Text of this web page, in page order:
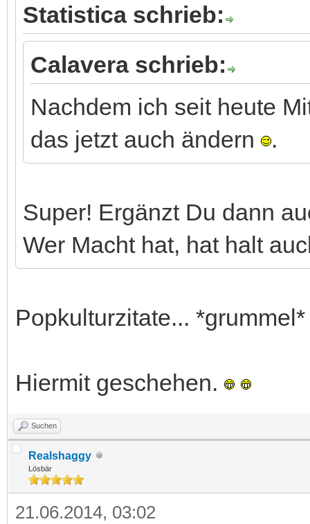
Statistica schrieb:
Calavera schrieb:
Nachdem ich seit heute
das jetzt auch ändern
.
Super! Ergänzt Du dann
Wer Macht hat, hat halt
Popkulturzitate...
Hiermit geschehen.
Suchen
Realshaggy
Lösbär
21.06.2014, 03:02